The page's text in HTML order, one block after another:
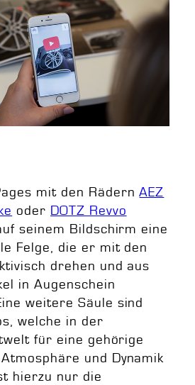
mit den RädernAEZ
oder DOTZ Revvo
seinem Bildschirm eine
Felge, die er mit den
drehen und aus
in Augenschein
weitere Säule sind
welche in der
für eine gehörige
und Dynamik
hierzu nur die